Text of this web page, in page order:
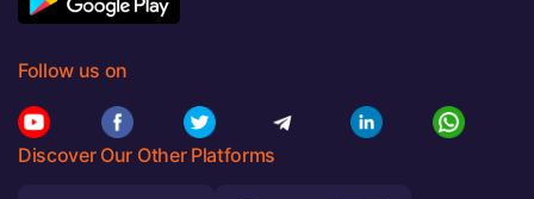
Follow us on
Discover Our Other Platforms